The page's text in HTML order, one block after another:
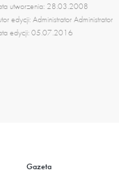
utworzenia: 28.03.2008
edycji: Administrator Administrator
edycji: 05.07.2016
Gazeta